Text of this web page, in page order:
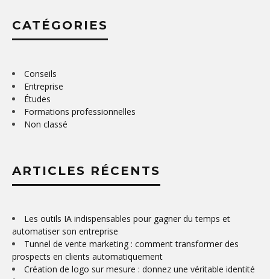
CATÉGORIES
Conseils
Entreprise
Études
Formations professionnelles
Non classé
ARTICLES RÉCENTS
Les outils IA indispensables pour gagner du temps et
automatiser son entreprise
Tunnel de vente marketing : comment transformer des
prospects en clients automatiquement
Création de logo sur mesure : donnez une véritable identité